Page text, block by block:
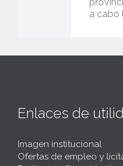
a cabo
Enlaces de
Imagen institucional
Ofertas de empleo y